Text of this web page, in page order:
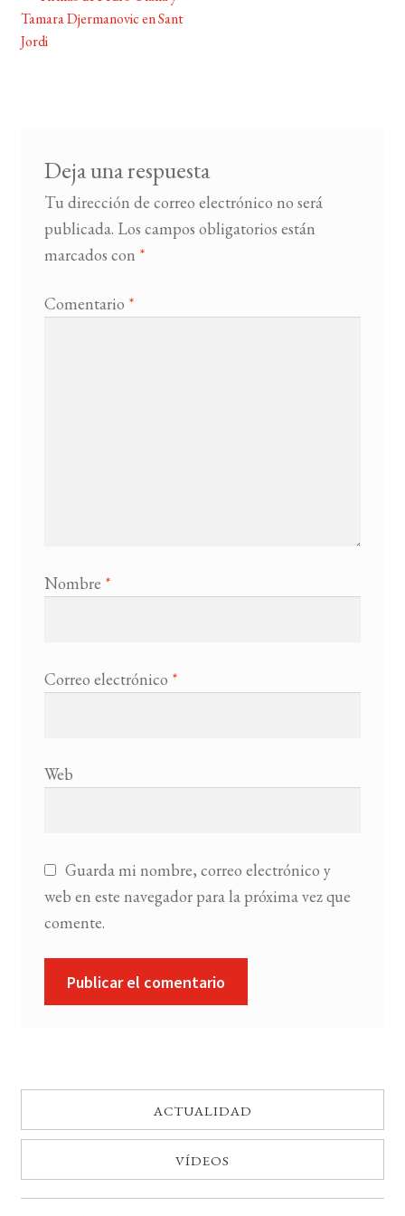
de
Tamara Djermanovic en Sant
Jordi
Deja una respuesta
Tu dirección de correo electrónico no será
publicada. Los campos obligatorios están
marcados con *
Comentario *
Nombre *
Correo electrónico *
Web
Guarda mi nombre, correo electrónico y
web en este navegador para la próxima vez que
comente.
ACTUALIDAD
VÍDEOS